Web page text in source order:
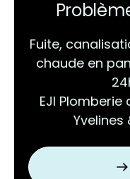
Fuite,
chaude en
EJI Plomberie